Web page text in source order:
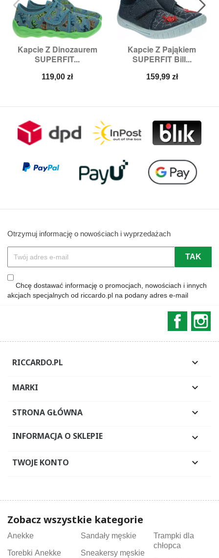
Kapcie Z Dinozaurem
SUPERFIT...
Cena
119,00 zł
Kapcie Z Pająkiem
SUPERFIT Bill...
Cena
159,99 zł
Otrzymuj informację o nowościach i wyprzedażach
Chcę dostawać informację o promocjach, nowościach i innych
akcjach specjalnych od riccardo.pl na podany adres e-mail
RICCARDO.PL 
MARKI 
STRONA GŁÓWNA 
INFORMACJA O SKLEPIE 
TWOJE KONTO 
Zobacz wszystkie kategorie
Anekke
Torebki Anekke
Sandały męskie
Sneakersy męskie
Trampki dla
chłopca